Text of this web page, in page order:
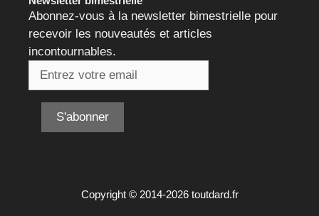
Abonnez-vous à la newsletter bimestrielle pour
recevoir les nouveautés et articles
incontournables.
Copyright © 2014-2026 toutdard.fr